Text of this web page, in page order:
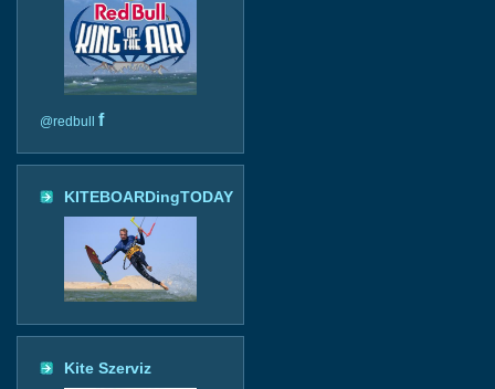
@redbull f
KITEBOARDingTODAY
Kite Szerviz